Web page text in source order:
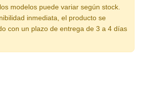
modelos puede variar según stock.
inmediata, el producto se
con un plazo de entrega de 3 a 4 días